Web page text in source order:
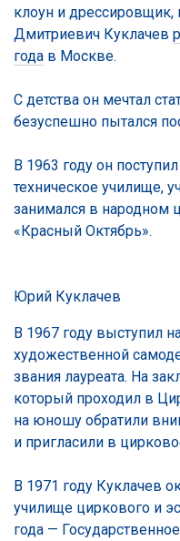
клоун и
Дмитриевич Куклачев
года в Москве.
С детства он мечтал
безуспешно пытался
В 1963 году он
техническое училище,
занимался в народном
«Красный Октябрь».
Юрий Куклачев
В 1967 году выступил
художественной
звания лауреата. На
который проходил в
на юношу обратили
и пригласили в
В 1971 году Куклачев
училище циркового и
года —